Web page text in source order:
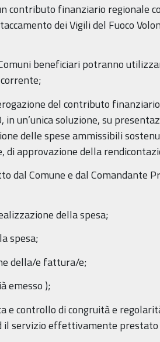
contributo finanziario regionale
dei Vigili del Fuoco
beneficiari potranno
del contributo
un’unica soluzione, su
delle spese ammissibili
di approvazione della
dal Comune e dal Comandante
della spesa;
spesa;
della/e fattura/e;
emesso );
e controllo di congruità e
il servizio effettivamente